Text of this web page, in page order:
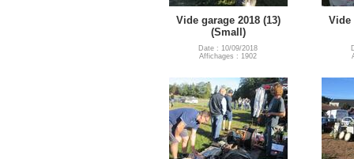
Vide garage 2018 (13)
(Small)
Date : 10/09/2018
Affichages : 1902
Vide